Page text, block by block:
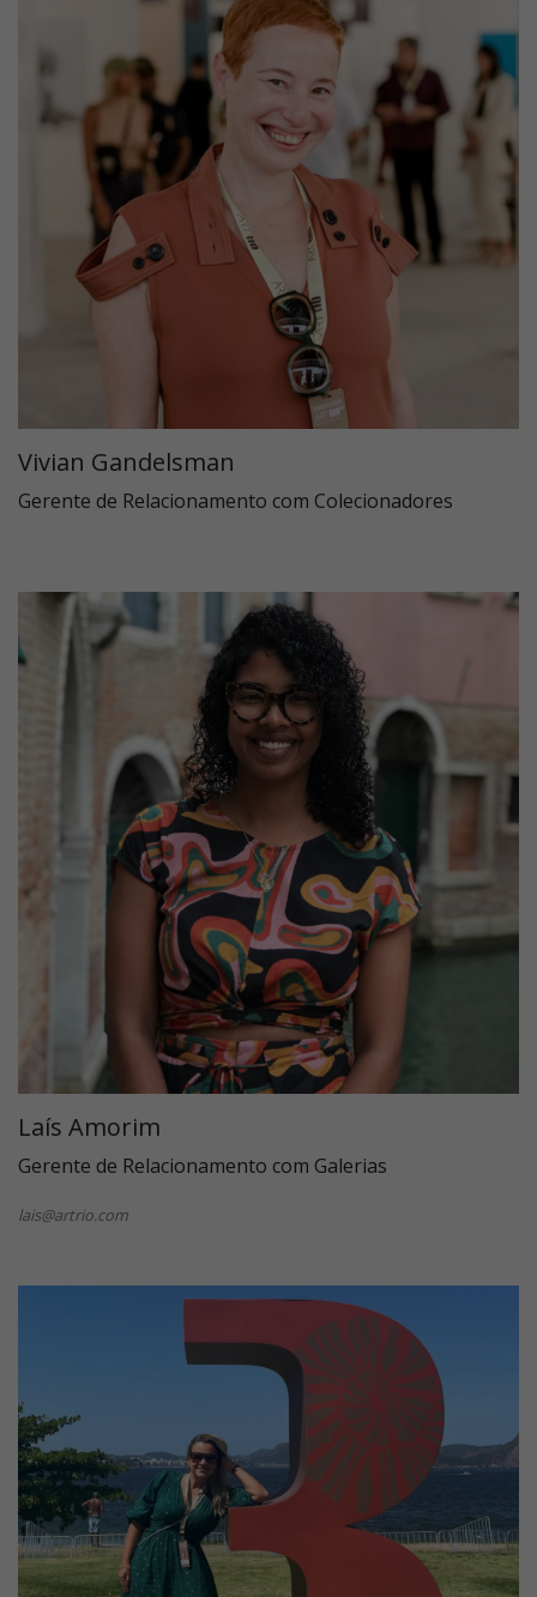
Vivian Gandelsman
Gerente de Relacionamento com Colecionadores
Laís Amorim
Gerente de Relacionamento com Galerias
lais@artrio.com